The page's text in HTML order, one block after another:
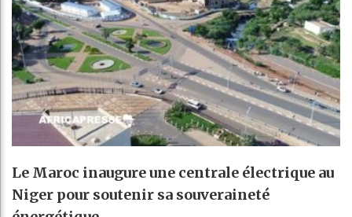
Le Maroc inaugure une centrale électrique au
Niger pour soutenir sa souveraineté